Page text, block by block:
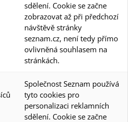
sdělení. Cookie se začne
zobrazovat až při předchozí
návštěvě stránky
seznam.cz, není tedy přímo
ovlivněná souhlasem na
stránkách.
Společnost Seznam používá
tyto cookies pro
personalizaci reklamních
sdělení. Cookie se začne